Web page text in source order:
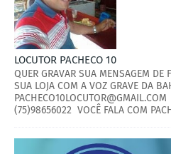
LOCUTOR PACHECO 10
QUER GRAVAR SUA MENSAGEM
SUA LOJA COM A VOZ GRAVE DA
(75)98656022 VOCÊ FALA COM